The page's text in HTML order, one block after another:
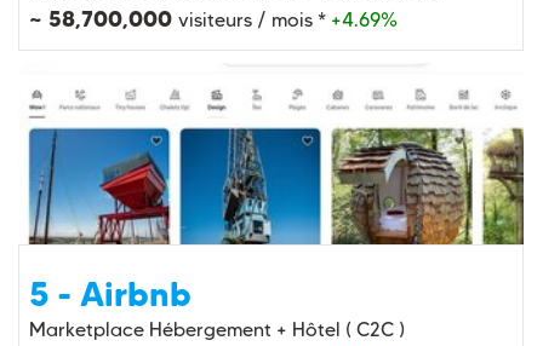
~ 58,700,000 visiteurs / mois * +4.69%
5 - Airbnb
Marketplace Hébergement + Hôtel ( C2C )